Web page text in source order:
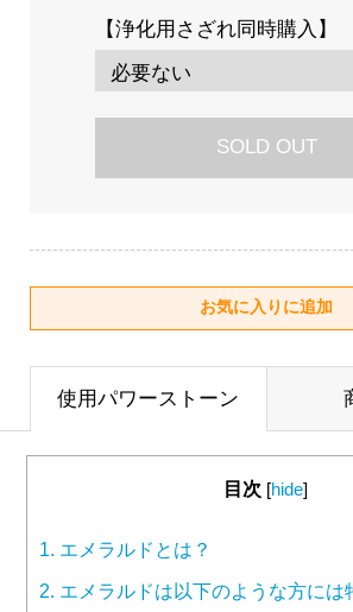
【浄化用さざれ同時購入】
SOLD OUT
使用パワーストーン
目次 [hide]
1. エメラルドとは？
2. エメラルドは以下のような方には